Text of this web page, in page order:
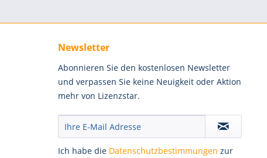
Newsletter
Abonnieren Sie den kostenlosen Newsletter
und verpassen Sie keine Neuigkeit oder Aktion
mehr von Lizenzstar.
Ich habe die Datenschutzbestimmungen zur